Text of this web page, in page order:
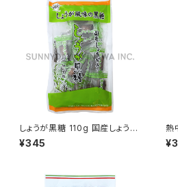
しょうが黒糖 110g 国産しょうが
入り 黒糖本舗垣乃花
¥345
熱
対